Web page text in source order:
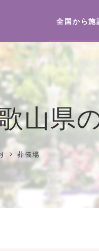
全国から施
山県
>葬儀場